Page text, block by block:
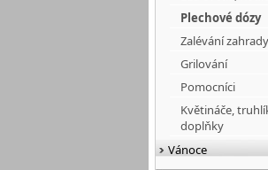
Plechové dózy
Zalévání zahrady
Grilování
Pomocníci
Květináče,
doplňky
Vánoce